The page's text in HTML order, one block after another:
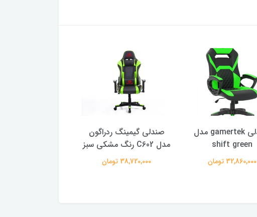
صندلی gamertek مدل
shift green
32,860,000 تومان
صندلی گیمینگ ردراگون
مدل C602 رنگ مشکی سبز
38,720,000 تومان